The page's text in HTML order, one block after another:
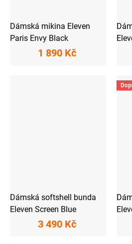
Dámská mikina Eleven
Paris Envy Black
1 890 Kč
Dámská softshell bunda
Eleven Screen Blue
3 490 Kč